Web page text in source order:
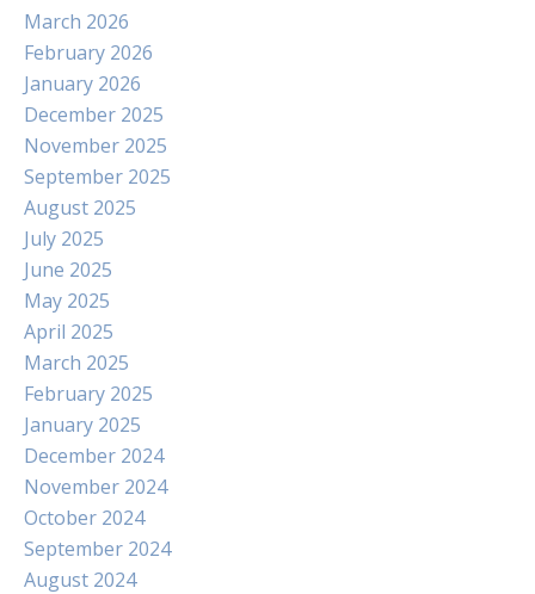
March 2026
February 2026
January 2026
December 2025
November 2025
September 2025
August 2025
July 2025
June 2025
May 2025
April 2025
March 2025
February 2025
January 2025
December 2024
November 2024
October 2024
September 2024
August 2024